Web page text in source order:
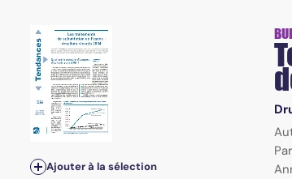
n°42 - Mars 2005 - Drogues et
Ajouter à la sélection